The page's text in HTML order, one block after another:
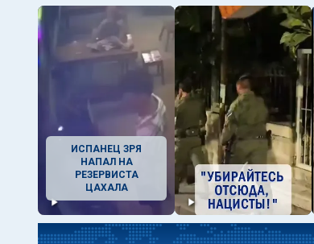
ИСПАНЕЦ ЗРЯ
НАПАЛ НА
РЕЗЕРВИСТА
ЦАХАЛА